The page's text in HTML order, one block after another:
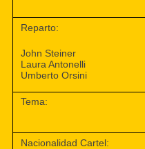
Reparto:
John Steiner
Laura Antonelli
Umberto Orsini
Tema:
Nacionalidad Cartel: